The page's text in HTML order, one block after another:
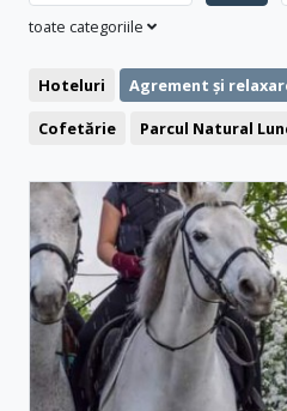
toate categoriile
Hoteluri Agrement și
Cofetărie
Parcul Natural
Cetăți și castele
Ștranduri
Muzee și Case memoriale
Clubbing
Teatru Bistro